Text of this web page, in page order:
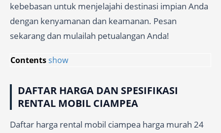
kebebasan untuk menjelajahi destinasi impian Anda
dengan kenyamanan dan keamanan. Pesan
sekarang dan mulailah petualangan Anda!
Contentsshow
DAFTAR HARGA DAN SPESIFIKASI
RENTAL MOBIL CIAMPEA
Daftar harga rental mobil ciampea harga murah 24